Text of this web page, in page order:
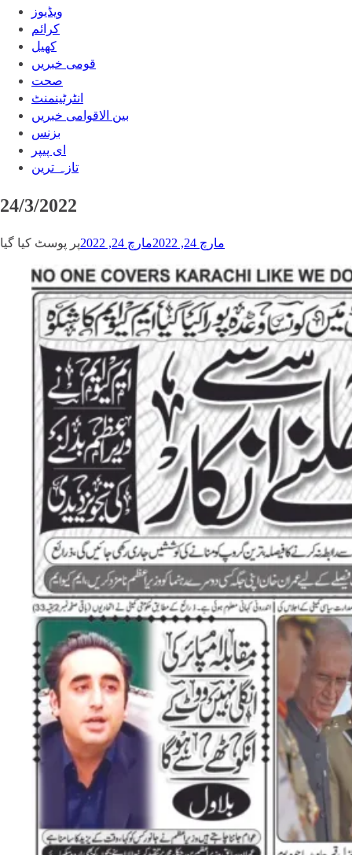
ویڈیوز
‎کرائم
کھیل
قومی خبریں
صحت
انٹرٹینمنٹ
بین الاقوامی خبریں
بزنس
ای پیپر
تازہ ترین
24/3/2022
مارچ 24, 2022 مارچ 24, 2022 پر پوسٹ کیا گیا